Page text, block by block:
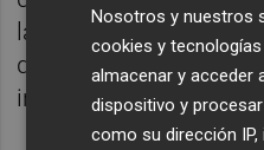
lanzamiento de
que respondió Vicent
intervención.
Nosotros y nuestros
cookies y
almacenar y acceder
dispositivo y
como su dirección